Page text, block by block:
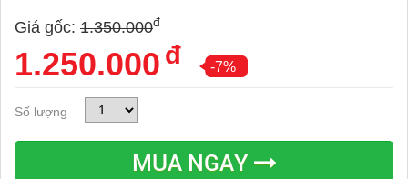
Giá gốc: 1.350.000đ
1.250.000 đ -7%
Số lượng
MUA NGAY